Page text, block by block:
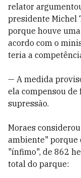
relator
presidente Michel
porque houve
acordo com o
teria a
— A medida
ela compensou
supressão.
Moraes
ambiente" porque
"ínfimo", de 862
total do parque: